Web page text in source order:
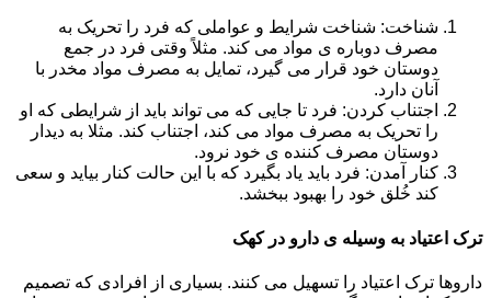
شناخت: شناخت شرایط و عواملی که فرد را تحریک به
مصرف دوباره ی مواد می کند. مثلاً وقتی فرد در جمع
دوستان خود قرار می گیرد، تمایل به مصرف مواد مخدر با
آنان دارد.
اجتناب کردن: فرد تا جایی که می تواند باید از شرایطی که او
را تحریک به مصرف مواد می کند، اجتناب کند. مثلا به دیدار
دوستان مصرف کننده ی خود نرود.
کنار آمدن: فرد باید یاد بگیرد که با این حالت کنار بیاید و سعی
کند خُلق خود را بهبود ببخشد.
ترک اعتیاد به وسیله ی دارو در کهک
داروها ترک اعتیاد را تسهیل می کنند. بسیاری از افرادی که تصمیم